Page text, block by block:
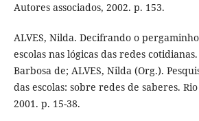
Autores associados, 2002. p. 153.
ALVES, Nilda. Decifrando o
escolas nas lógicas das redes
Barbosa de; ALVES, Nilda (Org.).
das escolas: sobre redes de saberes.
2001. p. 15-38.